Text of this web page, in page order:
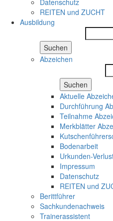
Datenschutz
REITEN und ZUCHT
Ausbildung
Suchen
Abzeichen
Suchen
Aktuelle
Durchführung
Teilnahme
Merkblätter
Bodenarbeit
Urkunden-
Impressum
Datenschutz
REITEN und
Berittführer
Sachkundenachweis
Trainerassistent